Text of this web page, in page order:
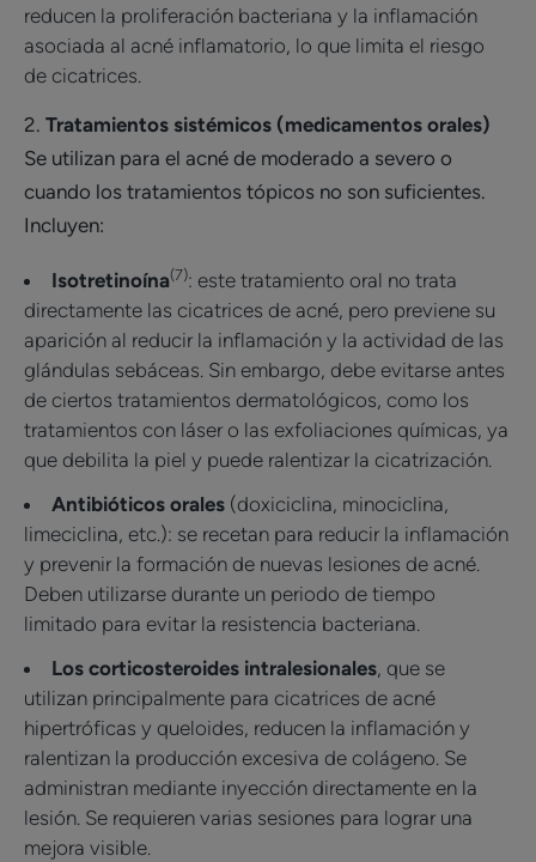
reducen la proliferación bacteriana y la inflamación
asociada al acné inflamatorio, lo que limita el riesgo
de cicatrices.
2. Tratamientos sistémicos (medicamentos orales)
Se utilizan para el acné de moderado a severo o
cuando los tratamientos tópicos no son suficientes.
Incluyen:
Isotretinoína(7): este tratamiento oral no trata
directamente las cicatrices de acné, pero previene su
aparición al reducir la inflamación y la actividad de las
glándulas sebáceas. Sin embargo, debe evitarse antes
de ciertos tratamientos dermatológicos, como los
tratamientos con láser o las exfoliaciones químicas, ya
que debilita la piel y puede ralentizar la cicatrización.
Antibióticos orales (doxiciclina, minociclina,
limeciclina, etc.): se recetan para reducir la inflamación
y prevenir la formación de nuevas lesiones de acné.
Deben utilizarse durante un periodo de tiempo
limitado para evitar la resistencia bacteriana.
Los corticosteroides intralesionales, que se
utilizan principalmente para cicatrices de acné
hipertróficas y queloides, reducen la inflamación y
ralentizan la producción excesiva de colágeno. Se
administran mediante inyección directamente en la
lesión. Se requieren varias sesiones para lograr una
mejora visible.